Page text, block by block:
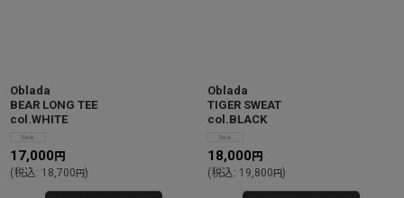
Oblada
BEAR LONG TEE
col.WHITE
17,000 円
(税込: 18,700円)
Oblada
TIGER SWEAT
col.BLACK
18,000 円
(税込: 19,800円)